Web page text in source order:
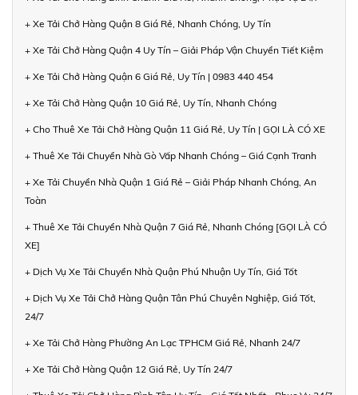
+ Xe Tải Chở Hàng Quận 8 Giá Rẻ, Nhanh Chóng, Uy Tín
+ Xe Tải Chở Hàng Quận 4 Uy Tín – Giải Pháp Vận Chuyển Tiết Kiệm
+ Xe Tải Chở Hàng Quận 6 Giá Rẻ, Uy Tín | 0983 440 454
+ Xe Tải Chở Hàng Quận 10 Giá Rẻ, Uy Tín, Nhanh Chóng
+ Cho Thuê Xe Tải Chở Hàng Quận 11 Giá Rẻ, Uy Tín | GỌI LÀ CÓ XE
+ Thuê Xe Tải Chuyển Nhà Gò Vấp Nhanh Chóng – Giá Cạnh Tranh
+ Xe Tải Chuyển Nhà Quận 1 Giá Rẻ – Giải Pháp Nhanh Chóng, An
Toàn
+ Thuê Xe Tải Chuyển Nhà Quận 7 Giá Rẻ, Nhanh Chóng [GỌI LÀ CÓ
XE]
+ Dịch Vụ Xe Tải Chuyển Nhà Quận Phú Nhuận Uy Tín, Giá Tốt
+ Dịch Vụ Xe Tải Chở Hàng Quận Tân Phú Chuyên Nghiệp, Giá Tốt,
24/7
+ Xe Tải Chở Hàng Phường An Lạc TPHCM Giá Rẻ, Nhanh 24/7
+ Xe Tải Chở Hàng Quận 12 Giá Rẻ, Uy Tín 24/7